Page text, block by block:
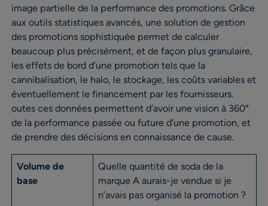
image partielle de la performance des promotions. Grâce
aux outils statistiques avancés, une solution de gestion
des promotions sophistiquée permet de calculer
beaucoup plus précisément, et de façon plus granulaire,
les effets de bord d’une promotion tels que la
cannibalisation, le halo, le stockage, les coûts variables et
éventuellement le financement par les fournisseurs.
outes ces données permettent d’avoir une vision à 360°
de la performance passée ou future d’une promotion, et
de prendre des décisions en connaissance de cause.
Volume de
base
Quelle quantité de soda de la
marque A aurais-je vendue si je
n’avais pas organisé la promotion ?